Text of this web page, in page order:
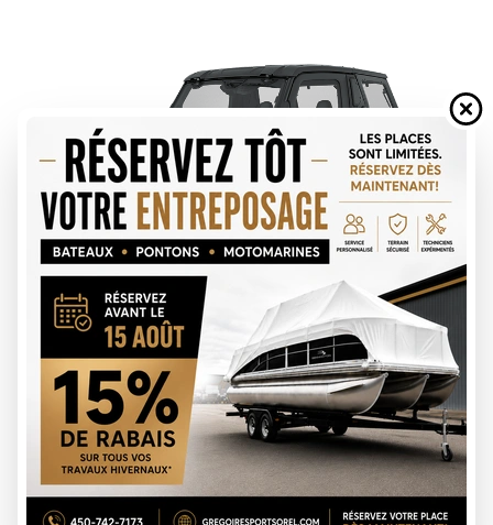
DEMANDE DE FINANCEMENT
ÉVALUATION DE VOTRE ÉCHANGE